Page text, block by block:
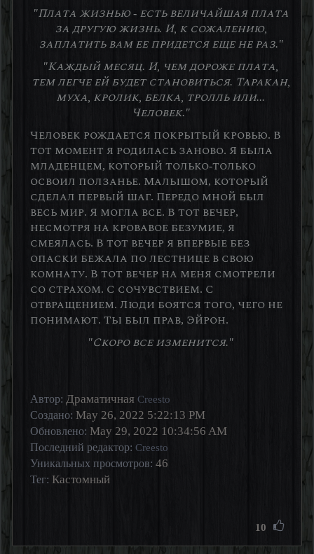
"Плата жизнью - есть величайшая плата
за другую жизнь. И, к сожалению,
заплатить вам ее придется еще не раз."
"Каждый месяц. И, чем дороже плата,
тем легче ей будет становиться. Таракан,
муха, кролик, белка, тролль или...
Человек."
Человек рождается покрытый кровью. В
тот момент я родилась заново. Я была
младенцем, который только-только
освоил ползанье. Малышом, который
сделал первый шаг. Передо мной был
весь мир. Я могла все. В тот вечер,
несмотря на кровавое безумие, я
смеялась. В тот вечер я впервые без
опаски бежала по лестнице в свою
комнату. В тот вечер на меня смотрели
со страхом. С сочувствием. С
отвращением. Люди боятся того, чего не
понимают. Ты был прав, Эйрон.
"Скоро все изменится."
Автор: Драматичная Creesto
Создано: May 26, 2022 5:22:13 PM
Обновлено: May 29, 2022 10:34:56 AM
Последний редактор: Creesto
Уникальных просмотров: 46
Тег: Кастомный
10